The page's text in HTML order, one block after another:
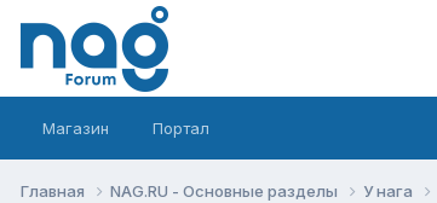
Магазин Портал
Главная NAG.RU - Основные разделы У нага